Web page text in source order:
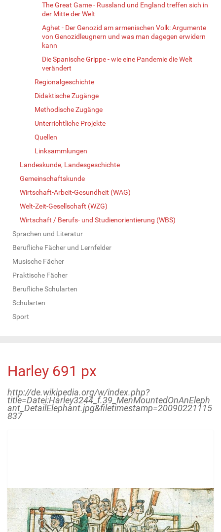
The Great Game - Russland und England treffen sich in
der Mitte der Welt
Aghet - Der Genozid am armenischen Volk: Argumente
von Genozidleugnern und was man dagegen erwidern
kann
Die Spanische Grippe - wie eine Pandemie die Welt
verändert
Regionalgeschichte
Didaktische Zugänge
Methodische Zugänge
Unterrichtliche Projekte
Quellen
Linksammlungen
Landeskunde, Landesgeschichte
Gemeinschaftskunde
Wirtschaft-Arbeit-Gesundheit (WAG)
Welt-Zeit-Gesellschaft (WZG)
Wirtschaft / Berufs- und Studienorientierung (WBS)
Sprachen und Literatur
Berufliche Fächer und Lernfelder
Musische Fächer
Praktische Fächer
Berufliche Schularten
Schularten
Sport
Harley 691 px
http://de.wikipedia.org/w/index.php?
title=Datei:Harley3244_f.39_MenMountedOnAnEleph
ant_DetailElephant.jpg&filetimestamp=20090221115
837